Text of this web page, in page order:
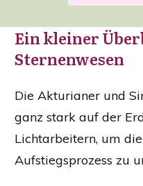
Ein kleiner
Sternenwesen
Die Akturianer und
ganz stark auf der
Lichtarbeitern, um
Aufstiegsprozess zu